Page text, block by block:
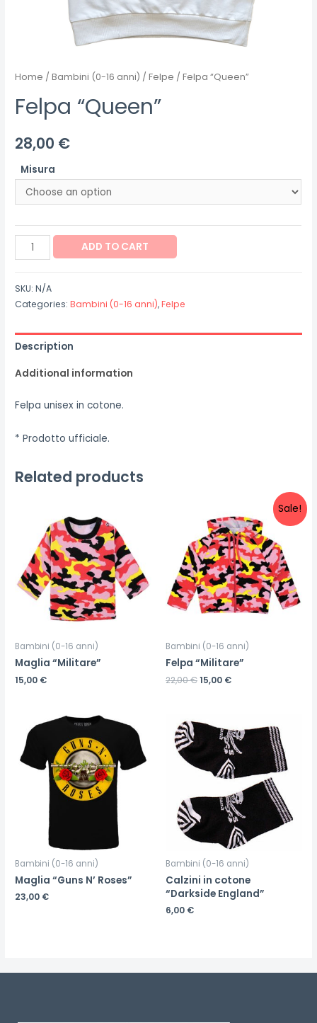
Home /Bambini (0-16 anni) /Felpe / Felpa “Queen”
Felpa “Queen”
28,00 €
Misura
Felpa
"Queen"
ADD TO CART
SKU:N/A
Categories:Bambini (0-16 anni),Felpe
Description
Additional information
Felpa unisex in cotone.
* Prodotto ufficiale.
Related products
Bambini (0-16 anni)
Maglia “Militare”
15,00 €
Sale!
Bambini (0-16 anni)
Felpa “Militare”
22,00€15,00 €
Bambini (0-16 anni)
Maglia “Guns N’ Roses”
23,00 €
Bambini (0-16 anni)
Calzini in cotone
“Darkside England”
6,00 €